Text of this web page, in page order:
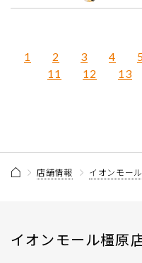
1 2 3 4
11
12 13
店舗情報 イオンモー
イオンモール橿原